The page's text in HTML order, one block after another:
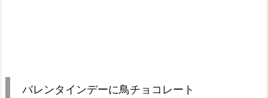
バレンタインデーに鳥チョコレート